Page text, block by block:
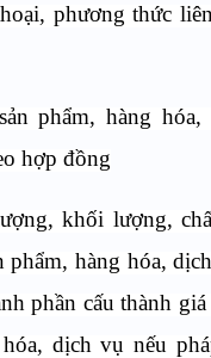
phương thức
phẩm, hàng
hợp đồng
khối lượng,
phẩm, hàng hóa,
phần cấu thành
hóa, dịch vụ nếu